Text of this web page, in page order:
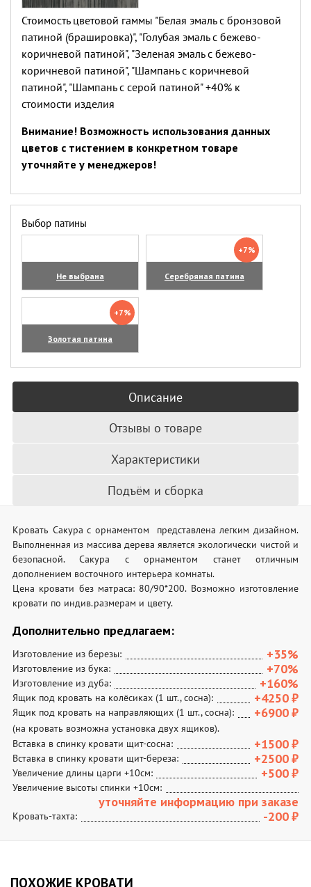
(увеличить)
Стоимость цветовой гаммы "Белая эмаль с бронзовой
патиной (брашировка)", "Голубая эмаль с бежево-
коричневой патиной", "Зеленая эмаль с бежево-
коричневой патиной", "Шампань с коричневой
патиной", "Шампань с серой патиной" +40% к
стоимости изделия
Внимание! Возможность использования данных
цветов с тистением в конкретном товаре
уточняйте у менеджеров!
Выбор патины
Не выбрана Серебряная патина
+7%
Золотая патина
+7%
Описание
Отзывы о товаре
Характеристики
Подъём и сборка
Кровать Сакура с орнаментом представлена легким дизайном.
Выполненная из массива дерева является экологически чистой и
безопасной. Сакура с орнаментом станет отличным
дополнением восточного интерьера комнаты.
Цена кровати без матраса: 80/90*200. Возможно изготовление
кровати по индив.размерам и цвету.
Дополнительно предлагаем:
Изготовление из березы: +35%
Изготовление из бука: +70%
Изготовление из дуба: +160%
Ящик под кровать на колёсиках (1 шт., сосна): +4250₽
Ящик под кровать на направляющих (1 шт., сосна): +6900₽
(на кровать возможна установка двух ящиков).
Вставка в спинку кровати щит-сосна:
+1500₽
Вставка в спинку кровати щит-береза: +2500₽
Увеличение длины царги +10см: +500₽
Увеличение высоты спинки +10см:
уточняйте информацию при заказе
Кровать-тахта: -200₽
ПОХОЖИЕ КРОВАТИ